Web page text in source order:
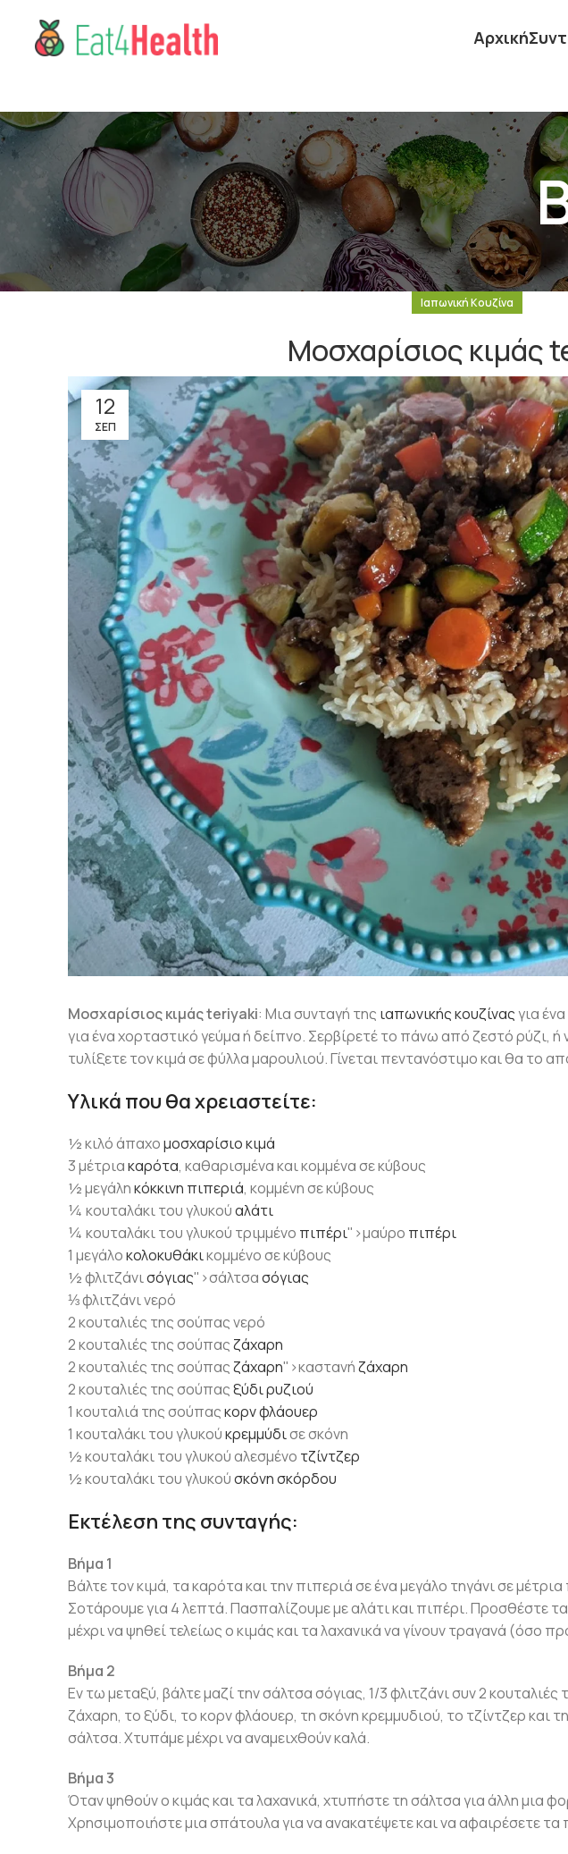
Αρχική
Ιαπωνική Κουζίνα
Μοσχαρίσιος κιμάς
12
ΣΕΠ
Μοσχαρίσιος κιμάς teriyaki: Μια συνταγή της ιαπωνικής κουζίναςγια
για ένα χορταστικό γεύμα ή δείπνο. Σερβίρετέ το πάνω από ζεστό ρύζι,
τυλίξετε τον κιμά σε φύλλα μαρουλιού. Γίνεται πεντανόστιμο και θα το
Υλικά που θα χρειαστείτε:
½ κιλό άπαχομοσχαρίσιο κιμά
3 μέτριακαρότα, καθαρισμένα και κομμένα σε κύβους
½ μεγάληκόκκινη πιπεριά, κομμένη σε κύβους
¼ κουταλάκι του γλυκούαλάτι
¼ κουταλάκι του γλυκού τριμμένο πιπέρι">μαύρο πιπέρι
1 μεγάλοκολοκυθάκικομμένο σε κύβους
½ φλιτζάνισόγιας">σάλτσασόγιας
⅓ φλιτζάνι νερό
2 κουταλιές της σούπας νερό
2 κουταλιές της σούπαςζάχαρη
2 κουταλιές της σούπαςζάχαρη">καστανήζάχαρη
2 κουταλιές της σούπαςξύδι ρυζιού
1 κουταλιά της σούπαςκορν φλάουερ
1 κουταλάκι του γλυκούκρεμμύδισε σκόνη
½ κουταλάκι του γλυκού αλεσμένο τζίντζερ
½ κουταλάκι του γλυκούσκόνη σκόρδου
Εκτέλεση της συνταγής:
Βήμα 1
Βάλτε τον κιμά, τα καρότα και την πιπεριά σε ένα μεγάλο τηγάνι σε
Σοτάρουμε για 4 λεπτά. Πασπαλίζουμε με αλάτι και πιπέρι. Προσθέστε
μέχρι να ψηθεί τελείως ο κιμάς και τα λαχανικά να γίνουν τραγανά (όσο
Βήμα 2
Εν τω μεταξύ, βάλτε μαζί την σάλτσα σόγιας, 1/3 φλιτζάνι συν 2
ζάχαρη, το ξύδι, το κορν φλάουερ, τη σκόνη κρεμμυδιού, το τζίντζερ και
σάλτσα. Χτυπάμε μέχρι να αναμειχθούν καλά.
Βήμα 3
Όταν ψηθούν ο κιμάς και τα λαχανικά, χτυπήστε τη σάλτσα για άλλη μια
Χρησιμοποιήστε μια σπάτουλα για να ανακατέψετε και να αφαιρέσετε